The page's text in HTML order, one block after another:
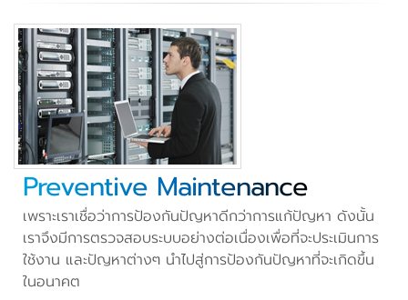
Preventive Maintenance
เพราะเราเชื่อว่าการป้องกันปัญหาดีกว่าการแก้ปัญหา ดังนั้น
เราจึงมีการตรวจสอบระบบอย่างต่อเนื่องเพื่อที่จะประเมินการ
ใช้งาน และปัญหาต่างๆ นำไปสู่การป้องกันปัญหาที่จะเกิดขึ้น
ในอนาคต